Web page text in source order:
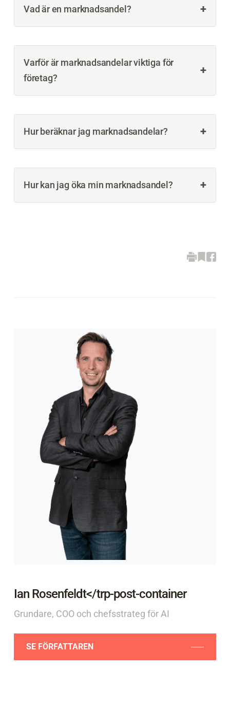
Vad är en marknadsandel? +
Varför är marknadsandelar viktiga för
företag?
+
Hur beräknar jag marknadsandelar? +
Hur kan jag öka min marknadsandel? +
Ian Rosenfeldt</trp-post-container
Grundare, COO och chefsstrateg för AI
SE FÖRFATTAREN